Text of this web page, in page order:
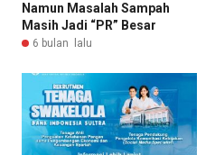
Namun Masalah Sampah
Masih Jadi “PR” Besar
6 bulan lalu